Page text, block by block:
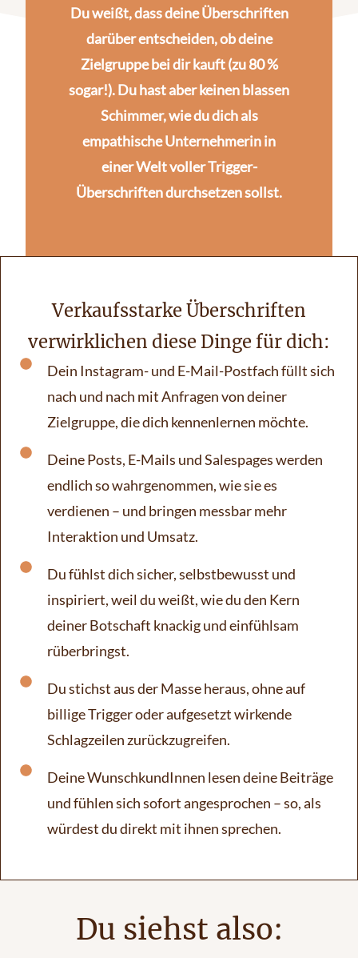
Du weißt, dass deine Überschriften
darüber entscheiden, ob deine
Zielgruppe bei dir kauft (zu 80 %
sogar!). Du hast aber keinen blassen
Schimmer, wie du dich als
empathische Unternehmerin in
einer Welt voller Trigger-
Überschriften durchsetzen sollst.
Verkaufsstarke Überschriften
verwirklichen diese Dinge für dich:
Dein Instagram- und E-Mail-Postfach füllt sich
nach und nach mit Anfragen von deiner
Zielgruppe, die dich kennenlernen möchte.
Deine Posts, E-Mails und Salespages werden
endlich so wahrgenommen, wie sie es
verdienen – und bringen messbar mehr
Interaktion und Umsatz.
Du fühlst dich sicher, selbstbewusst und
inspiriert, weil du weißt, wie du den Kern
deiner Botschaft knackig und einfühlsam
rüberbringst.
Du stichst aus der Masse heraus, ohne auf
billige Trigger oder aufgesetzt wirkende
Schlagzeilen zurückzugreifen.
Deine WunschkundInnen lesen deine Beiträge
und fühlen sich sofort angesprochen – so, als
würdest du direkt mit ihnen sprechen.
Du siehst also: